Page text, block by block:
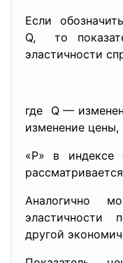
Если
Q, то
эластичности
где Q —
изменение цены,
«Р» в индексе
Аналогично
другой